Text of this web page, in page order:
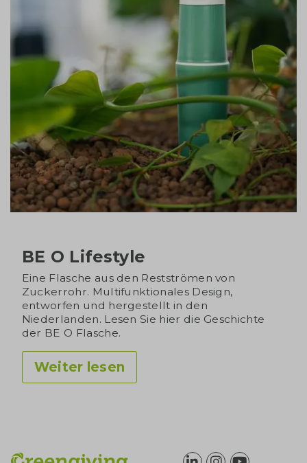
BE O Lifestyle
Eine Flasche aus den Restströmen von
Zuckerrohr. Multifunktionales Design,
entworfen und hergestellt in den
Niederlanden. Lesen Sie hier die Geschichte
der BE O Flasche.
Weiter lesen